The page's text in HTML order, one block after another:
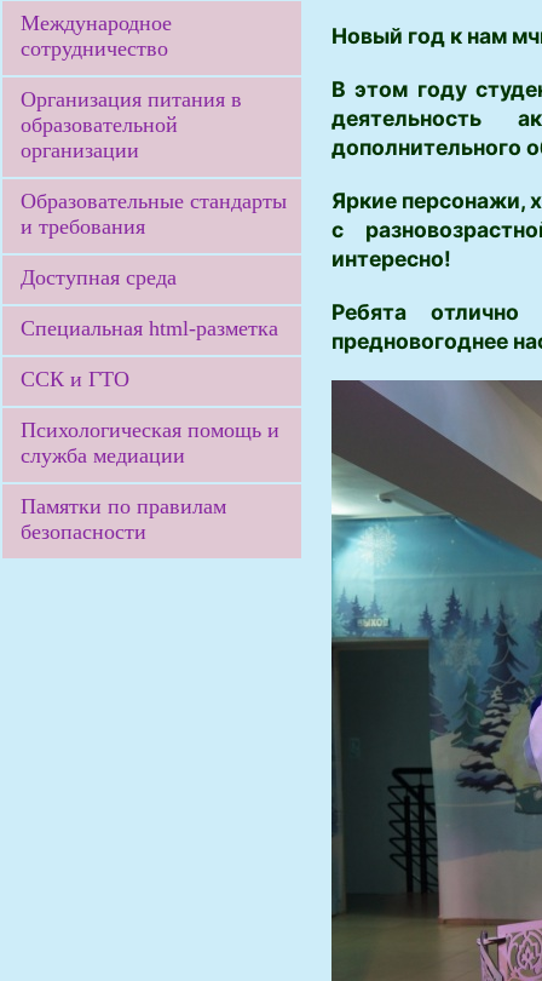
Международное
сотрудничество
Организация питания в
образовательной
организации
Образовательные стандарты
и требования
Доступная среда
Специальная html-разметка
ССК и ГТО
Психологическая помощь и
служба медиации
Памятки по правилам
безопасности
Новый год к нам
В этом году
деятельность
дополнительного
Яркие персонажи,
с
интересно!
Ребята
предновогоднее